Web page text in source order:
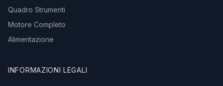
Quadro Strumenti
Motore Completo
Alimentazione
INFORMAZIONI LEGALI